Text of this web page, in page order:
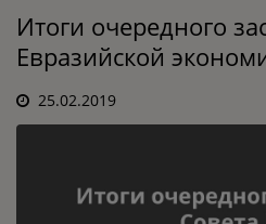
Итоги очередного
Евразийской
25.02.2019